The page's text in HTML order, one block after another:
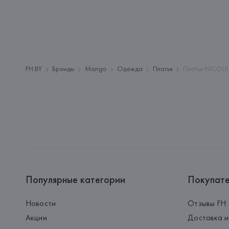
FH.BY Бренды Mango Одежда Платья Платье
Популярные категории
Новости
Акции
Отзывы FH
Доставка